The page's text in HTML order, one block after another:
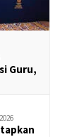
Guru,